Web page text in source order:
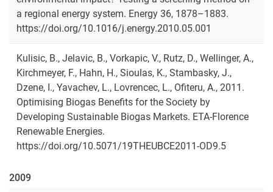
a regional energy system. Energy 36, 1878–1883.
https://doi.org/10.1016/j.energy.2010.05.001
Kulisic, B., Jelavic, B., Vorkapic, V., Rutz, D., Wellinger, A.,
Kirchmeyer, F., Hahn, H., Sioulas, K., Stambasky, J.,
Dzene, I., Yavachev, L., Lovrencec, L., Ofiteru, A., 2011.
Optimising Biogas Benefits for the Society by
Developing Sustainable Biogas Markets. ETA-Florence
Renewable Energies.
https://doi.org/10.5071/19THEUBCE2011-OD9.5
2009